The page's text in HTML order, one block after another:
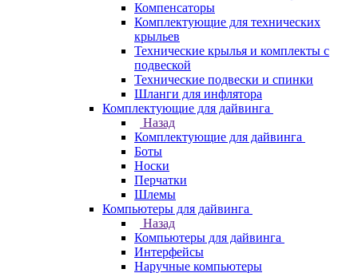
Компенсаторы
Комплектующие для технических
крыльев
Технические крылья и комплекты с
подвеской
Технические подвески и спинки
Шланги для инфлятора
Комплектующие для дайвинга
Назад
Комплектующие для дайвинга
Боты
Носки
Перчатки
Шлемы
Компьютеры для дайвинга
Назад
Компьютеры для дайвинга
Интерфейсы
Наручные компьютеры